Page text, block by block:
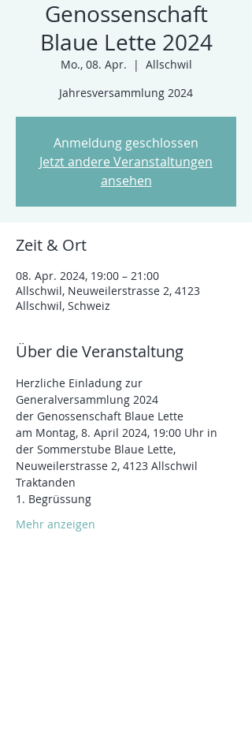
Genossenschaft
Blaue Lette 2024
Mo., 08. Apr.
  |
Allschwil
Jahresversammlung 2024
Anmeldung geschlossen
Jetzt andere Veranstaltungen
ansehen
Zeit & Ort
08. Apr. 2024, 19:00 – 21:00
Allschwil, Neuweilerstrasse 2, 4123
Allschwil, Schweiz
Über die Veranstaltung
Herzliche Einladung zur
Generalversammlung 2024
der Genossenschaft Blaue Lette
am Montag, 8. April 2024, 19:00 Uhr in
der Sommerstube Blaue Lette,
Neuweilerstrasse 2, 4123 Allschwil
Traktanden
1. Begrüssung
Mehr anzeigen